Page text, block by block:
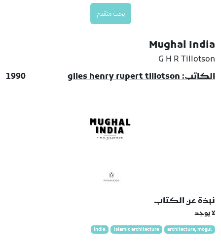
بحث متقدم
Mughal India
G H R Tillotson
الكاتب: giles henry rupert tillotson
1990
نبذة عن الكتاب
لا يوجد
architecture, mogul
islamic architecture
india